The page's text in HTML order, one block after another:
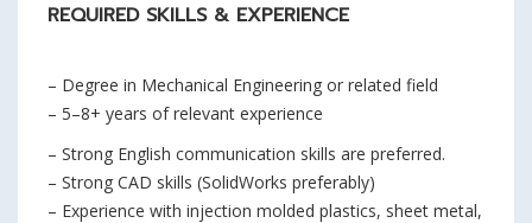
REQUIRED SKILLS & EXPERIENCE
– Degree in Mechanical Engineering or related field
– 5–8+ years of relevant experience
– Strong English communication skills are preferred.
– Strong CAD skills (SolidWorks preferably)
– Experience with injection molded plastics, sheet metal,